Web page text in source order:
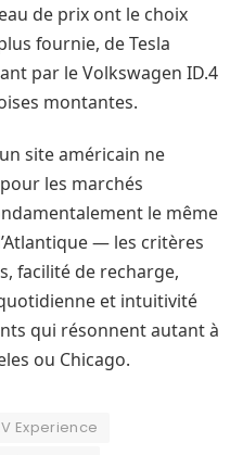
de prix ont le choix
fournie, de Tesla
par le Volkswagen ID.4
montantes.
site américain ne
les marchés
le même
— les critères
facilité de recharge,
et intuitivité
qui résonnent autant à
ou Chicago.
Experience